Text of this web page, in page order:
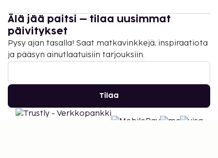
Älä jää paitsi – tilaa uusimmat
päivitykset
Pysy ajan tasalla! Saat matkavinkkejä, inspiraatiota
ja pääsyn ainutlaatuisiin tarjouksiin.
Tilaa